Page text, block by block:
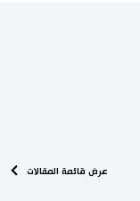
عرض قائمة المقالات